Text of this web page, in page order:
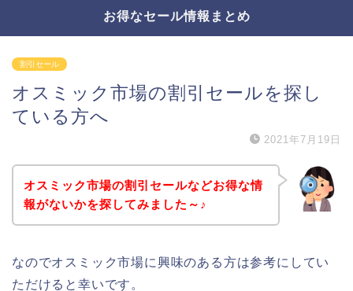
お得なセール情報まとめ
割引セール
オスミック市場の割引セールを探し
ている方へ
2021年7月19日
オスミック市場の割引セールなどお得な情
報がないかを探してみました～♪
なのでオスミック市場に興味のある方は参考にしてい
ただけると幸いです。